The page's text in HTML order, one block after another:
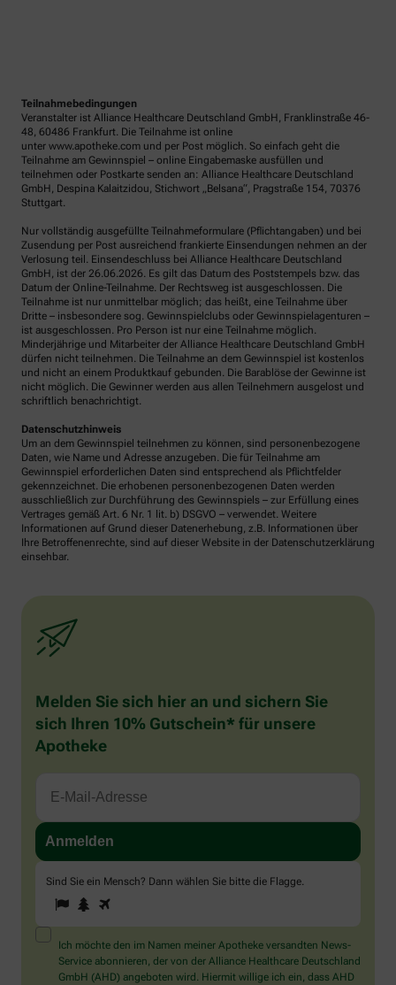
Teilnahmebedingungen
Veranstalter ist Alliance Healthcare Deutschland GmbH, Franklinstraße 46-
48, 60486 Frankfurt. Die Teilnahme ist online
unter www.apotheke.com und per Post möglich. So einfach geht die
Teilnahme am Gewinnspiel – online Eingabemaske ausfüllen und
teilnehmen oder Postkarte senden an: Alliance Healthcare Deutschland
GmbH, Despina Kalaitzidou, Stichwort „Belsana“, Pragstraße 154, 70376
Stuttgart.
Nur vollständig ausgefüllte Teilnahmeformulare (Pflichtangaben) und bei
Zusendung per Post ausreichend frankierte Einsendungen nehmen an der
Verlosung teil. Einsendeschluss bei Alliance Healthcare Deutschland
GmbH, ist der 26.06.2026. Es gilt das Datum des Poststempels bzw. das
Datum der Online-Teilnahme. Der Rechtsweg ist ausgeschlossen. Die
Teilnahme ist nur unmittelbar möglich; das heißt, eine Teilnahme über
Dritte – insbesondere sog. Gewinnspielclubs oder Gewinnspielagenturen –
ist ausgeschlossen. Pro Person ist nur eine Teilnahme möglich.
Minderjährige und Mitarbeiter der Alliance Healthcare Deutschland GmbH
dürfen nicht teilnehmen. Die Teilnahme an dem Gewinnspiel ist kostenlos
und nicht an einem Produktkauf gebunden. Die Barablöse der Gewinne ist
nicht möglich. Die Gewinner werden aus allen Teilnehmern ausgelost und
schriftlich benachrichtigt.
Datenschutzhinweis
Um an dem Gewinnspiel teilnehmen zu können, sind personenbezogene
Daten, wie Name und Adresse anzugeben. Die für Teilnahme am
Gewinnspiel erforderlichen Daten sind entsprechend als Pflichtfelder
gekennzeichnet. Die erhobenen personenbezogenen Daten werden
ausschließlich zur Durchführung des Gewinnspiels – zur Erfüllung eines
Vertrages gemäß Art. 6 Nr. 1 lit. b) DSGVO – verwendet. Weitere
Informationen auf Grund dieser Datenerhebung, z.B. Informationen über
Ihre Betroffenenrechte, sind auf dieser Website in der Datenschutzerklärung
einsehbar.
Melden Sie sich hier an und sichern Sie
sich Ihren 10% Gutschein* für unsere
Apotheke
Sind Sie ein Mensch? Dann wählen Sie bitte die Flagge.
Sind
Sie
ein
Mensch?
Dann
wählen
1 2
Ich möchte den im Namen meiner Apotheke versandten News-
Service abonnieren, der von der Alliance Healthcare Deutschland
GmbH (AHD) angeboten wird. Hiermit willige ich ein, dass AHD